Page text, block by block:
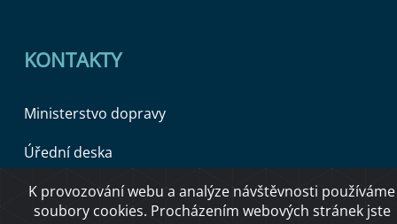
KONTAKTY
Ministerstvo dopravy
Úřední deska
K provozování webu a analýze návštěvnosti používáme
soubory cookies. Procházením webových stránek jste